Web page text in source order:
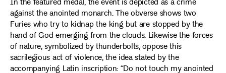
In the featured medal, the event is depicted as a crime
against the anointed monarch. The obverse shows two
Furies who try to kidnap the king but are stopped by the
hand of God emerging from the clouds. Likewise the forces
of nature, symbolized by thunderbolts, oppose this
sacrilegious act of violence, the idea stated by the
accompanying Latin inscription: “Do not touch my anointed